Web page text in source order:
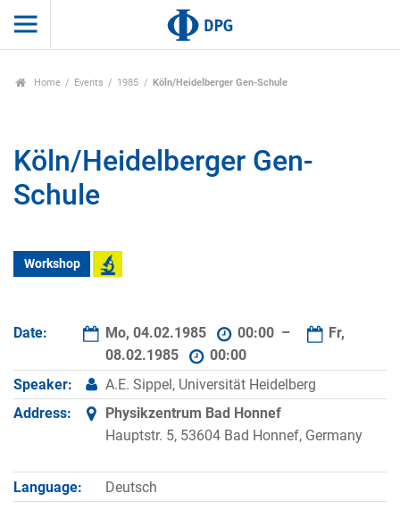
Home Events 1985 Köln/Heidelberger Gen-Schule
Köln/Heidelberger Gen-
Schule
Workshop
Date: Mo, 04.02.1985 00:00 –
Fr,
08.02.1985
00:00
Speaker:
A.E. Sippel, Universität Heidelberg
Address:
Physikzentrum Bad Honnef
Hauptstr. 5, 53604 Bad Honnef, Germany
Language:
Deutsch